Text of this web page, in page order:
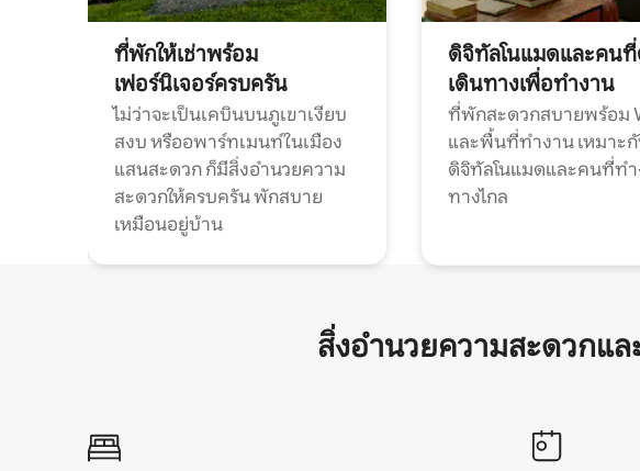
ที่พักให้เช่าพร้อม
เฟอร์นิเจอร์ครบครัน
ไม่ว่าจะเป็นเคบินบนภูเขาเงียบ
สงบ หรืออพาร์ทเมนท์ในเมือง
แสนสะดวก ก็มีสิ่งอำนวยความ
สะดวกให้ครบครัน พักสบาย
เหมือนอยู่บ้าน
ดิจิทัลโนแมดและคน
เดินทางเพื่อทำงาน
ที่พักสะดวกสบายพร้อม
และพื้นที่ทำงาน เหมาะ
ดิจิทัลโนแมดและคนที่ท
ทางไกล
สิ่งอำนวยความสะดวกแ